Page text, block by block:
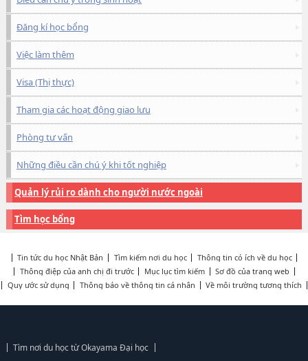
Đăng kí học bổng
Việc làm thêm
Visa (Thị thực)
Tham gia các hoạt động giao lưu
Phòng tư vấn
Những điều cần chú ý khi tốt nghiệp
Quản lý rủi ro dành cho người nước ngoài
Tìm học bổng
Tin tức du học Nhật Bản Tìm kiếm nơi du học
Thông tin có ích về du học
Thông điệp của anh chị đi trước
Mục lục tìm kiếm
Sơ đồ của trang web
Quy ước sử dụng
Thông báo về thông tin cá nhân Về môi trường tương thích
Tìm nơi du học từ Okayama Đại học